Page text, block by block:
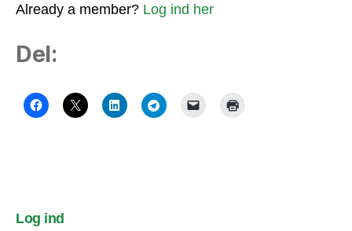
Already a member? Log ind her
Del:
Log ind